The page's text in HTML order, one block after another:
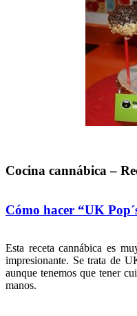
Cocina cannábica –
Cómo hacer “UK
Esta receta cannábica es
impresionante. Se trata de
aunque tenemos que tener
manos.